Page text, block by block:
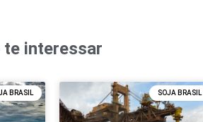
te interessar
BRASIL SOJA BRASIL